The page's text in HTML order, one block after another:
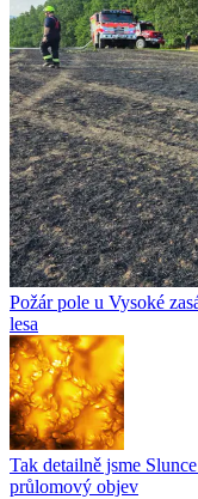
Požár pole u Vysoké
lesa
Tak detailně jsme
průlomový objev